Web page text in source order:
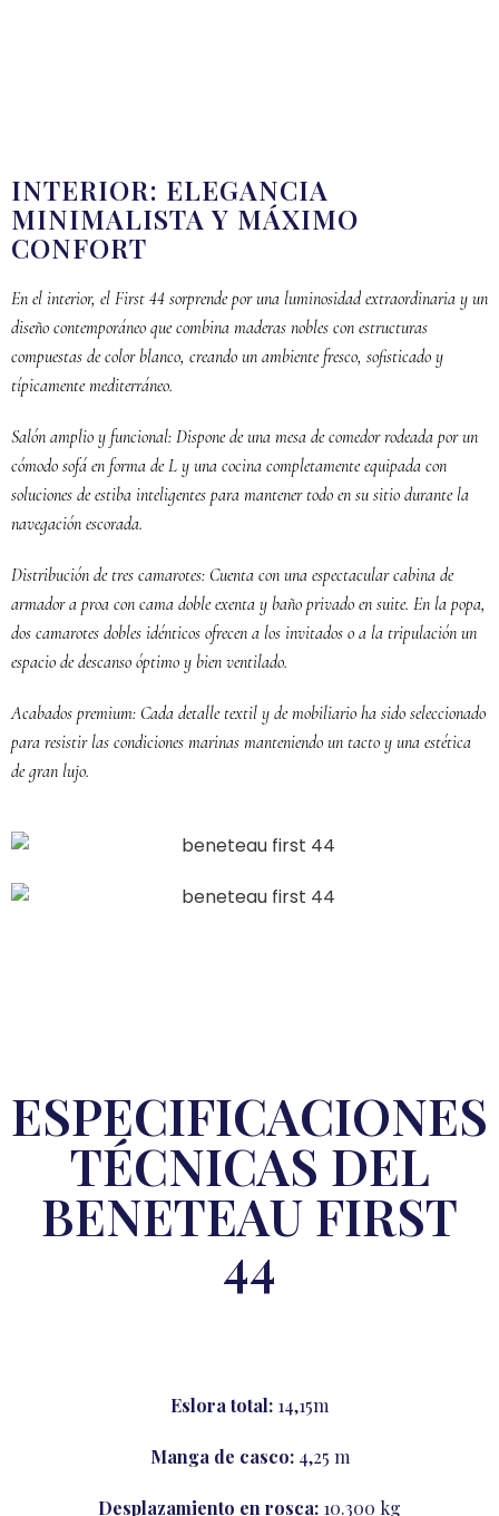
INTERIOR: ELEGANCIA
MINIMALISTA Y MÁXIMO
CONFORT
En el interior, el First 44 sorprende por una luminosidad extraordinaria y un
diseño contemporáneo que combina maderas nobles con estructuras
compuestas de color blanco, creando un ambiente fresco, sofisticado y
típicamente mediterráneo.
Salón amplio y funcional: Dispone de una mesa de comedor rodeada por un
cómodo sofá en forma de L y una cocina completamente equipada con
soluciones de estiba inteligentes para mantener todo en su sitio durante la
navegación escorada.
Distribución de tres camarotes: Cuenta con una espectacular cabina de
armador a proa con cama doble exenta y baño privado en suite. En la popa,
dos camarotes dobles idénticos ofrecen a los invitados o a la tripulación un
espacio de descanso óptimo y bien ventilado.
Acabados premium: Cada detalle textil y de mobiliario ha sido seleccionado
para resistir las condiciones marinas manteniendo un tacto y una estética
de gran lujo.
ESPECIFICACIONES
TÉCNICAS DEL
BENETEAU FIRST
44
Eslora total: 14,15m
Manga de casco:4,25 m
Desplazamiento en rosca: 10.300 kg